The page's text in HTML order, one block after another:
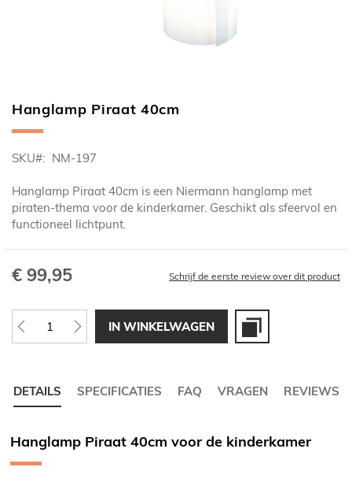
Ga
naar
begin
de
afbeeldingen-
gallerij
Hanglamp Piraat 40cm
SKU NM-197
Hanglamp Piraat 40cm is een Niermann hanglamp met
piraten-thema voor de kinderkamer. Geschikt als sfeervol en
functioneel lichtpunt.
€ 99,95 Schrijf de eerste review over dit product
IN WINKELWAGEN
DETAILS SPECIFICATIES FAQ VRAGEN REVIEWS
Hanglamp Piraat 40cm voor de kinderkamer